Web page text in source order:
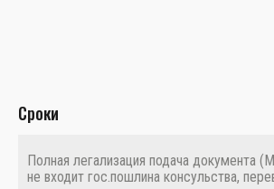
Сроки
Полная легализация подача документа
не входит гос.пошлина консульства,